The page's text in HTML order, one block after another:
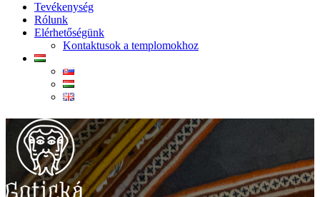
Tevékenység
Rólunk
Elérhetőségünk
Kontaktusok a templomokhoz